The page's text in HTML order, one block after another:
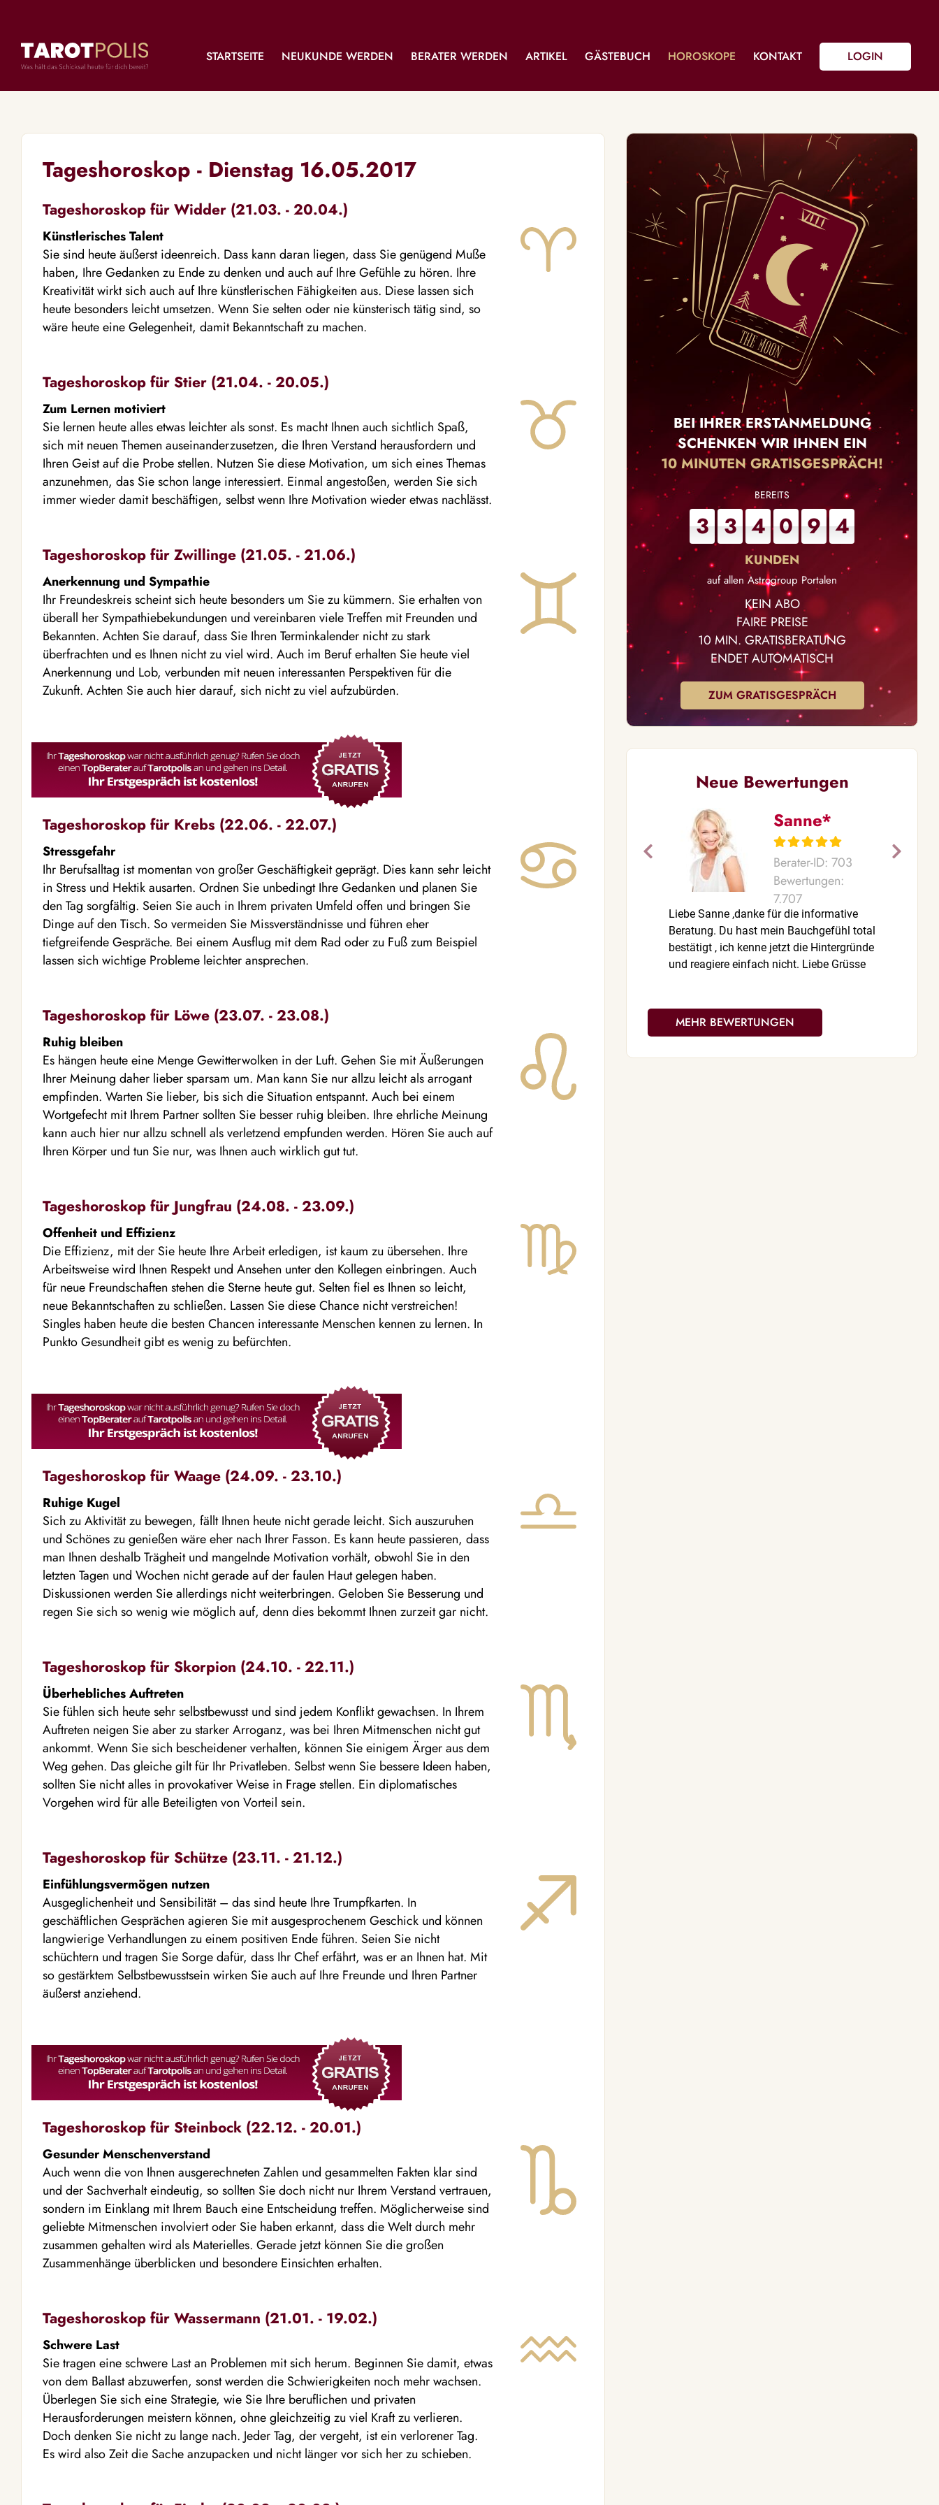
STARTSEITE NEUKUNDE WERDEN BERATER WERDEN ARTIKEL GÄSTEBUCH HOROSKOPE KONTAKT LOGIN
Tageshoroskop - Dienstag 16.05.2017
Tageshoroskop für Widder (21.03. - 20.04.)
Künstlerisches Talent
Sie sind heute äußerst ideenreich. Dass kann daran liegen, dass Sie genügend Muße
haben, Ihre Gedanken zu Ende zu denken und auch auf Ihre Gefühle zu hören. Ihre
Kreativität wirkt sich auch auf Ihre künstlerischen Fähigkeiten aus. Diese lassen sich
heute besonders leicht umsetzen. Wenn Sie selten oder nie künsterisch tätig sind, so
wäre heute eine Gelegenheit, damit Bekanntschaft zu machen.
Tageshoroskop für Stier (21.04. - 20.05.)
Zum Lernen motiviert
Sie lernen heute alles etwas leichter als sonst. Es macht Ihnen auch sichtlich Spaß,
sich mit neuen Themen auseinanderzusetzen, die Ihren Verstand herausfordern und
Ihren Geist auf die Probe stellen. Nutzen Sie diese Motivation, um sich eines Themas
anzunehmen, das Sie schon lange interessiert. Einmal angestoßen, werden Sie sich
immer wieder damit beschäftigen, selbst wenn Ihre Motivation wieder etwas nachlässt.
Tageshoroskop für Zwillinge (21.05. - 21.06.)
Anerkennung und Sympathie
Ihr Freundeskreis scheint sich heute besonders um Sie zu kümmern. Sie erhalten von
überall her Sympathiebekundungen und vereinbaren viele Treffen mit Freunden und
Bekannten. Achten Sie darauf, dass Sie Ihren Terminkalender nicht zu stark
überfrachten und es Ihnen nicht zu viel wird. Auch im Beruf erhalten Sie heute viel
Anerkennung und Lob, verbunden mit neuen interessanten Perspektiven für die
Zukunft. Achten Sie auch hier darauf, sich nicht zu viel aufzubürden.
Tageshoroskop für Krebs (22.06. - 22.07.)
Stressgefahr
Ihr Berufsalltag ist momentan von großer Geschäftigkeit geprägt. Dies kann sehr leicht
in Stress und Hektik ausarten. Ordnen Sie unbedingt Ihre Gedanken und planen Sie
den Tag sorgfältig. Seien Sie auch in Ihrem privaten Umfeld offen und bringen Sie
Dinge auf den Tisch. So vermeiden Sie Missverständnisse und führen eher
tiefgreifende Gespräche. Bei einem Ausflug mit dem Rad oder zu Fuß zum Beispiel
lassen sich wichtige Probleme leichter ansprechen.
Tageshoroskop für Löwe (23.07. - 23.08.)
Ruhig bleiben
Es hängen heute eine Menge Gewitterwolken in der Luft. Gehen Sie mit Äußerungen
Ihrer Meinung daher lieber sparsam um. Man kann Sie nur allzu leicht als arrogant
empfinden. Warten Sie lieber, bis sich die Situation entspannt. Auch bei einem
Wortgefecht mit Ihrem Partner sollten Sie besser ruhig bleiben. Ihre ehrliche Meinung
kann auch hier nur allzu schnell als verletzend empfunden werden. Hören Sie auch auf
Ihren Körper und tun Sie nur, was Ihnen auch wirklich gut tut.
Tageshoroskop für Jungfrau (24.08. - 23.09.)
Offenheit und Effizienz
Die Effizienz, mit der Sie heute Ihre Arbeit erledigen, ist kaum zu übersehen. Ihre
Arbeitsweise wird Ihnen Respekt und Ansehen unter den Kollegen einbringen. Auch
für neue Freundschaften stehen die Sterne heute gut. Selten fiel es Ihnen so leicht,
neue Bekanntschaften zu schließen. Lassen Sie diese Chance nicht verstreichen!
Singles haben heute die besten Chancen interessante Menschen kennen zu lernen. In
Punkto Gesundheit gibt es wenig zu befürchten.
Tageshoroskop für Waage (24.09. - 23.10.)
Ruhige Kugel
Sich zu Aktivität zu bewegen, fällt Ihnen heute nicht gerade leicht. Sich auszuruhen
und Schönes zu genießen wäre eher nach Ihrer Fasson. Es kann heute passieren, dass
man Ihnen deshalb Trägheit und mangelnde Motivation vorhält, obwohl Sie in den
letzten Tagen und Wochen nicht gerade auf der faulen Haut gelegen haben.
Diskussionen werden Sie allerdings nicht weiterbringen. Geloben Sie Besserung und
regen Sie sich so wenig wie möglich auf, denn dies bekommt Ihnen zurzeit gar nicht.
Tageshoroskop für Skorpion (24.10. - 22.11.)
Überhebliches Auftreten
Sie fühlen sich heute sehr selbstbewusst und sind jedem Konflikt gewachsen. In Ihrem
Auftreten neigen Sie aber zu starker Arroganz, was bei Ihren Mitmenschen nicht gut
ankommt. Wenn Sie sich bescheidener verhalten, können Sie einigem Ärger aus dem
Weg gehen. Das gleiche gilt für Ihr Privatleben. Selbst wenn Sie bessere Ideen haben,
sollten Sie nicht alles in provokativer Weise in Frage stellen. Ein diplomatisches
Vorgehen wird für alle Beteiligten von Vorteil sein.
Tageshoroskop für Schütze (23.11. - 21.12.)
Einfühlungsvermögen nutzen
Ausgeglichenheit und Sensibilität – das sind heute Ihre Trumpfkarten. In
geschäftlichen Gesprächen agieren Sie mit ausgesprochenem Geschick und können
langwierige Verhandlungen zu einem positiven Ende führen. Seien Sie nicht
schüchtern und tragen Sie Sorge dafür, dass Ihr Chef erfährt, was er an Ihnen hat. Mit
so gestärktem Selbstbewusstsein wirken Sie auch auf Ihre Freunde und Ihren Partner
äußerst anziehend.
Tageshoroskop für Steinbock (22.12. - 20.01.)
Gesunder Menschenverstand
Auch wenn die von Ihnen ausgerechneten Zahlen und gesammelten Fakten klar sind
und der Sachverhalt eindeutig, so sollten Sie doch nicht nur Ihrem Verstand vertrauen,
sondern im Einklang mit Ihrem Bauch eine Entscheidung treffen. Möglicherweise sind
geliebte Mitmenschen involviert oder Sie haben erkannt, dass die Welt durch mehr
zusammen gehalten wird als Materielles. Gerade jetzt können Sie die großen
Zusammenhänge überblicken und besondere Einsichten erhalten.
Tageshoroskop für Wassermann (21.01. - 19.02.)
Schwere Last
Sie tragen eine schwere Last an Problemen mit sich herum. Beginnen Sie damit, etwas
von dem Ballast abzuwerfen, sonst werden die Schwierigkeiten noch mehr wachsen.
Überlegen Sie sich eine Strategie, wie Sie Ihre beruflichen und privaten
Herausforderungen meistern können, ohne gleichzeitig zu viel Kraft zu verlieren.
Doch denken Sie nicht zu lange nach. Jeder Tag, der vergeht, ist ein verlorener Tag.
Es wird also Zeit die Sache anzupacken und nicht länger vor sich her zu schieben.
BEI IHRER ERSTANMELDUNG
SCHENKEN WIR IHNEN EIN
10 MINUTEN GRATISGESPRÄCH!
3 3 4 0 9 4
auf allen Astrogroup Portalen
KEIN ABO
FAIRE PREISE
10 MIN. GRATISBERATUNG
ENDET AUTOMATISCH
ZUM GRATISGESPRÄCH
Neue Bewertungen
Sanne*
Berater-ID: 703
Bewertungen:
7.707
Liebe Sanne ,danke für die informative
Beratung. Du hast mein Bauchgefühl total
bestätigt , ich kenne jetzt die Hintergründe
und reagiere einfach nicht. Liebe Grüsse
MEHR BEWERTUNGEN